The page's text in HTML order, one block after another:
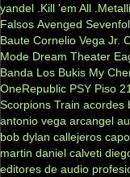
yandel .Kill 'em All
Falsos Avenged
Baute Cornelio Vega Jr.
Mode Dream Theater
Banda Los Bukis My
OneRepublic PSY Piso 21
Scorpions Train acordes
antonio vega arcangel
bob dylan callejeros
martin daniel calveti
editores de audio